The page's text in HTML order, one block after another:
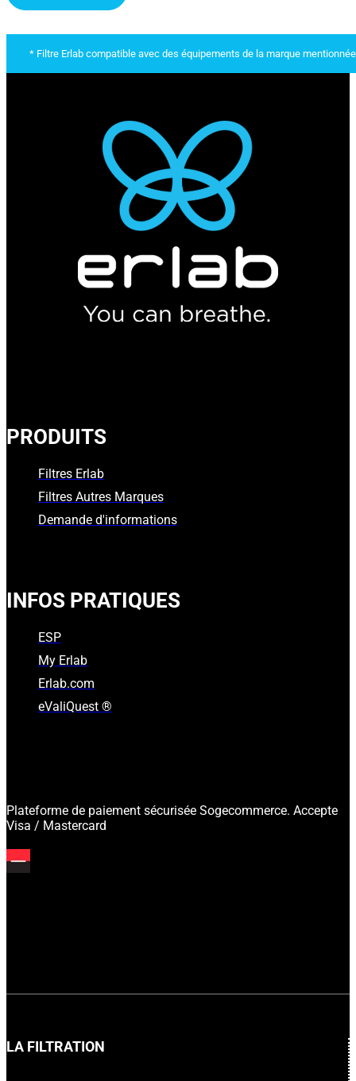
* Filtre Erlab compatible avec des équipements de la marque
PRODUITS
Filtres Erlab
Filtres Autres Marques
Demande d'informations
INFOS PRATIQUES
ESP
My Erlab
Erlab.com
eValiQuest ®
Plateforme de paiement sécurisée Sogecommerce. Accepte
Visa / Mastercard
LA FILTRATION